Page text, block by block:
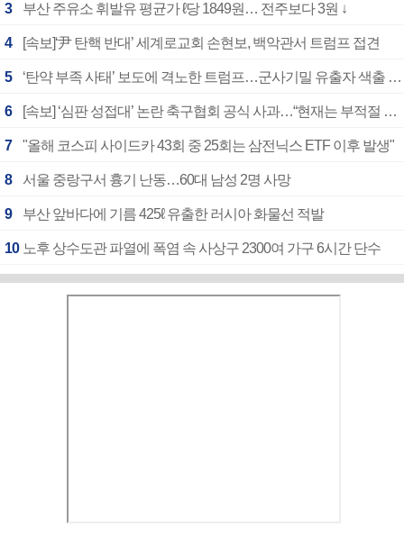
3 부산 주유소 휘발유 평균가 ℓ당 1849원… 전주보다 3원 ↓
4 [속보]‘尹 탄핵 반대’ 세계로교회 손현보, 백악관서 트럼프 접견
5 ‘탄약 부족 사태’ 보도에 격노한 트럼프…군사기밀 유출자 색출 지시
6 [속보] ‘심판 성접대’ 논란 축구협회 공식 사과…“현재는 부적절 행위 없어”
7 "올해 코스피 사이드카 43회 중 25회는 삼전닉스 ETF 이후 발생"
8 서울 중랑구서 흉기 난동…60대 남성 2명 사망
9 부산 앞바다에 기름 425ℓ 유출한 러시아 화물선 적발
10 노후 상수도관 파열에 폭염 속 사상구 2300여 가구 6시간 단수